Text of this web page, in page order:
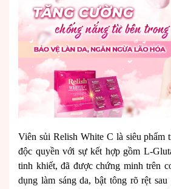
Viên sủi Relish White C là siêu phẩm
độc quyền với sự kết hợp gồm L-
tinh khiết, đã được chứng minh trên
dụng làm sáng da, bật tông rõ rệt